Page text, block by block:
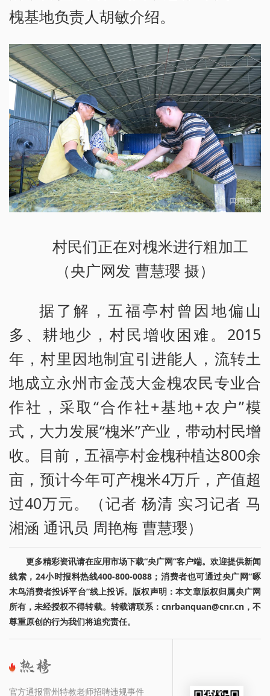
槐基地负责人胡敏介绍。
村民们正在对槐米进行粗加工
（央广网发 曹慧璎 摄）
据了解，五福亭村曾因地偏山
多、耕地少，村民增收困难。2015
年，村里因地制宜引进能人，流转土
地成立永州市金茂大金槐农民专业合
作社，采取“合作社+基地+农户”模
式，大力发展“槐米”产业，带动村民增
收。目前，五福亭村金槐种植达800余
亩，预计今年可产槐米4万斤，产值超
过40万元。（记者 杨清 实习记者 马
湘涵 通讯员 周艳梅 曹慧璎）
更多精彩资讯请在应用市场下载“央广网”客户端。欢迎提供新闻
线索，24小时报料热线400-800-0088；消费者也可通过央广网“啄
木鸟消费者投诉平台”线上投诉。版权声明：本文章版权归属央广网
所有，未经授权不得转载。转载请联系：cnrbanquan@cnr.cn，不
尊重原创的行为我们将追究责任。
官方通报雷州特教老师招聘违规事件